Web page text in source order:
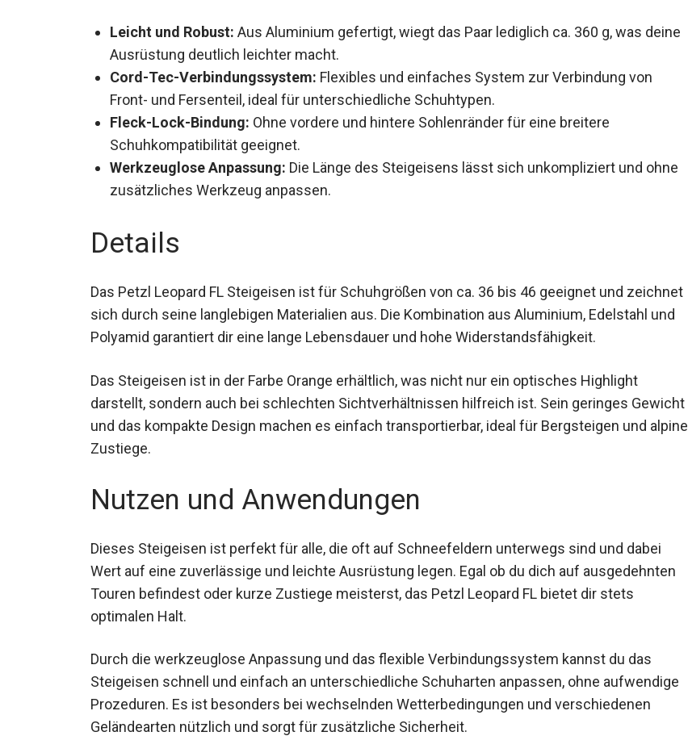
Leicht und Robust: Aus Aluminium gefertigt, wiegt das Paar lediglich ca. 360 g, was deine
Ausrüstung deutlich leichter macht.
Cord-Tec-Verbindungssystem: Flexibles und einfaches System zur Verbindung von
Front- und Fersenteil, ideal für unterschiedliche Schuhtypen.
Fleck-Lock-Bindung: Ohne vordere und hintere Sohlenränder für eine breitere
Schuhkompatibilität geeignet.
Werkzeuglose Anpassung: Die Länge des Steigeisens lässt sich unkompliziert und ohne
zusätzliches Werkzeug anpassen.
Details
Das Petzl Leopard FL Steigeisen ist für Schuhgrößen von ca. 36 bis 46 geeignet und zeichnet
sich durch seine langlebigen Materialien aus. Die Kombination aus Aluminium, Edelstahl und
Polyamid garantiert dir eine lange Lebensdauer und hohe Widerstandsfähigkeit.
Das Steigeisen ist in der Farbe Orange erhältlich, was nicht nur ein optisches Highlight
darstellt, sondern auch bei schlechten Sichtverhältnissen hilfreich ist. Sein geringes Gewicht
und das kompakte Design machen es einfach transportierbar, ideal für Bergsteigen und alpine
Zustiege.
Nutzen und Anwendungen
Dieses Steigeisen ist perfekt für alle, die oft auf Schneefeldern unterwegs sind und dabei
Wert auf eine zuverlässige und leichte Ausrüstung legen. Egal ob du dich auf ausgedehnten
Touren befindest oder kurze Zustiege meisterst, das Petzl Leopard FL bietet dir stets
optimalen Halt.
Durch die werkzeuglose Anpassung und das flexible Verbindungssystem kannst du das
Steigeisen schnell und einfach an unterschiedliche Schuharten anpassen, ohne aufwendige
Prozeduren. Es ist besonders bei wechselnden Wetterbedingungen und verschiedenen
Geländearten nützlich und sorgt für zusätzliche Sicherheit.